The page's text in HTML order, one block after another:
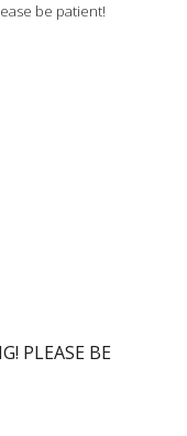
PLEASE BE